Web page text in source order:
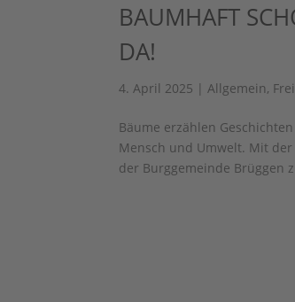
BAUMHAFT
DA!
4. April 2025 |Allgemein,
Bäume erzählen
Mensch und Umwelt. Mit
der Burggemeinde Brüggen